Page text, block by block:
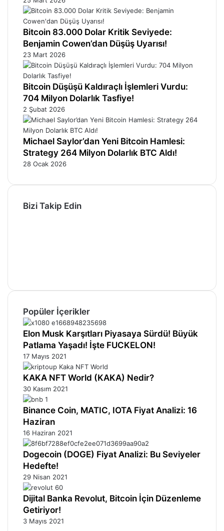
Bitcoin 83.000 Dolar Kritik Seviyede:
Benjamin Cowen’dan Düşüş Uyarısı!
23 Mart 2026
Bitcoin Düşüşü Kaldıraçlı İşlemleri Vurdu:
704 Milyon Dolarlık Tasfiye!
2 Şubat 2026
Michael Saylor’dan Yeni Bitcoin Hamlesi:
Strategy 264 Milyon Dolarlık BTC Aldı!
28 Ocak 2026
Bizi Takip Edin
Popüler İçerikler
Elon Musk Karşıtları Piyasaya Sürdü! Büyük
Patlama Yaşadı! İşte FUCKELON!
17 Mayıs 2021
KAKA NFT World (KAKA) Nedir?
30 Kasım 2021
Binance Coin, MATIC, IOTA Fiyat Analizi: 16
Haziran
16 Haziran 2021
Dogecoin (DOGE) Fiyat Analizi: Bu Seviyeler
Hedefte!
29 Nisan 2021
Dijital Banka Revolut, Bitcoin İçin Düzenleme
Getiriyor!
3 Mayıs 2021